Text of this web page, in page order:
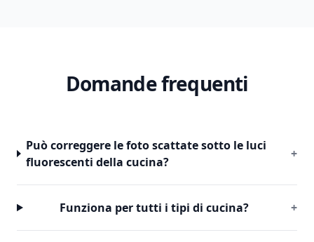
Domande frequenti
Può correggere le foto scattate sotto le luci
fluorescenti della cucina?
+
Funziona per tutti i tipi di cucina? +